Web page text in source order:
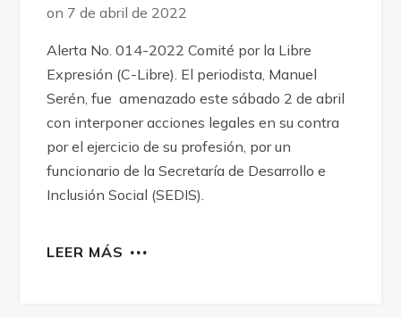
on 7 de abril de 2022
Alerta No. 014-2022 Comité por la Libre
Expresión (C-Libre). El periodista, Manuel
Serén, fue amenazado este sábado 2 de abril
con interponer acciones legales en su contra
por el ejercicio de su profesión, por un
funcionario de la Secretaría de Desarrollo e
Inclusión Social (SEDIS).
LEER MÁS